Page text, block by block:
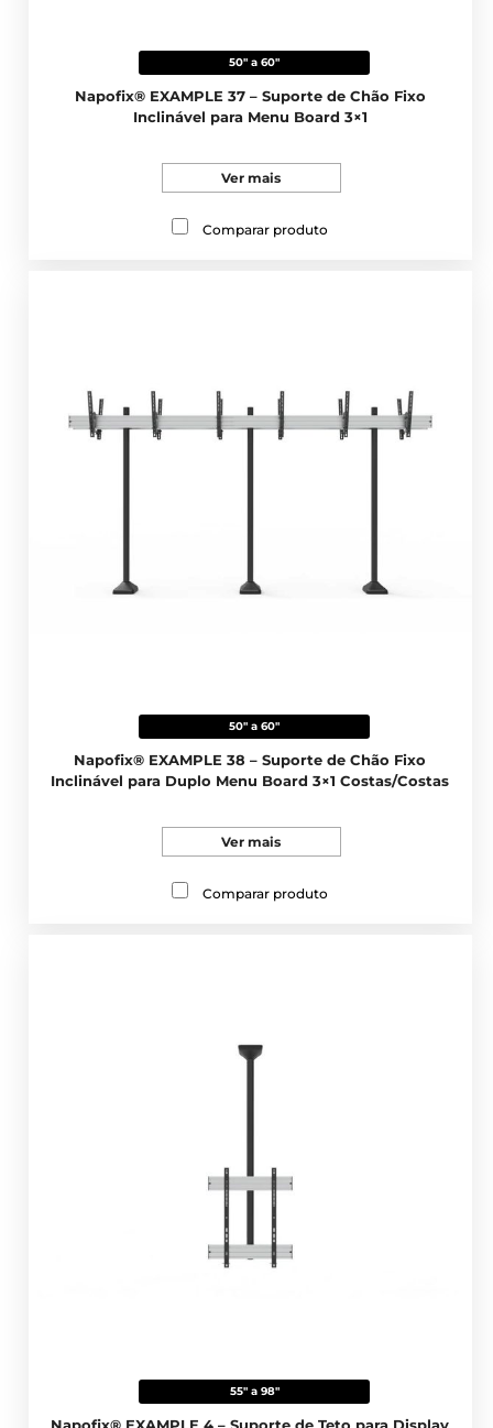
50" a 60"
Napofix® EXAMPLE 37 – Suporte de Chão Fixo
Inclinável para Menu Board 3×1
Ver mais
Comparar produto
50" a 60"
Napofix® EXAMPLE 38 – Suporte de Chão Fixo
Inclinável para Duplo Menu Board 3×1 Costas/Costas
Ver mais
Comparar produto
55" a 98"
Napofix® EXAMPLE 4 – Suporte de Teto para Display